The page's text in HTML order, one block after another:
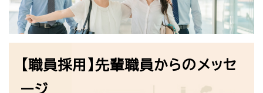
す
【職員採用】先輩職員からのメッセ
ージ